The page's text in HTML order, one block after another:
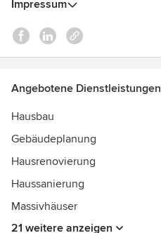
Impressum
Angebotene Dienstleistungen
Hausbau
Gebäudeplanung
Hausrenovierung
Haussanierung
Massivhäuser
21 weitere anzeigen